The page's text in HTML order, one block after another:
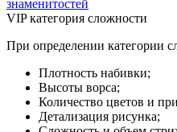
знаменитостей
VIP категория сложности
При определении категории
Плотность набивки;
Высоты ворса;
Количество цветов и
Детализация рисунка;